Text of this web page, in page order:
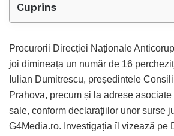
Cuprins
Procurorii Direcției Naționale
joi dimineața un număr de 16
Iulian Dumitrescu, președintele
Prahova, precum și la adrese
sale, conform declarațiilor unor surse
G4Media.ro. Investigația îl vizează pe